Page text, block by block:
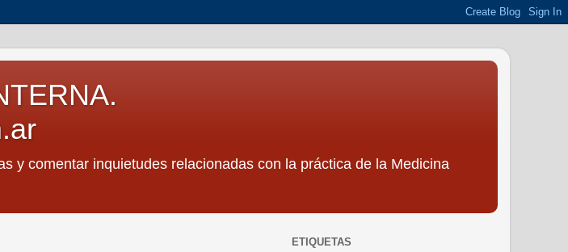
y comentar inquietudes relacionadas con la práctica de la Medicina
ETIQUETAS